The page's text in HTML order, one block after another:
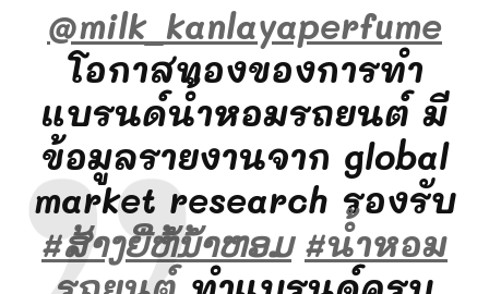
@milk_kanlayaperfume
โอกาสทองของการทำ
แบรนด์น้ำหอมรถยนต์ มี
ข้อมูลรายงานจาก global
market research รองรับ
#ສ້າງຍີ່ຫໍ້ນໍ້າຫອມ #น้ําหอม